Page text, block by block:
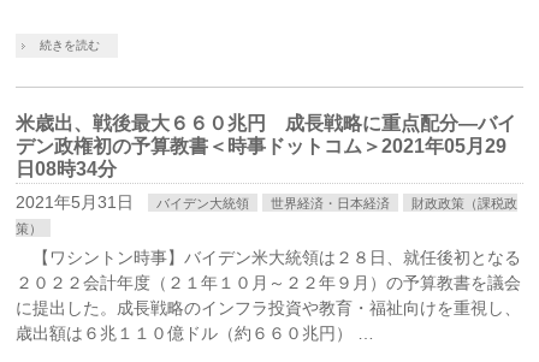
続きを読む
米歳出、戦後最大６６０兆円 成長戦略に重点配分―バイ
デン政権初の予算教書＜時事ドットコム＞2021年05月29
日08時34分
2021年5月31日 バイデン大統領 世界経済・日本経済
財政政策（課税政
策）
【ワシントン時事】バイデン米大統領は２８日、就任後初となる
２０２２会計年度（２１年１０月～２２年９月）の予算教書を議会
に提出した。成長戦略のインフラ投資や教育・福祉向けを重視し、
歳出額は６兆１１０億ドル（約６６０兆円） …